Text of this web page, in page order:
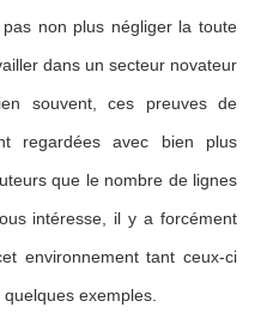
non plus négliger la toute
dans un secteur novateur
souvent, ces preuves de
regardées avec bien plus
que le nombre de lignes
intéresse, il y a forcément
environnement tant ceux-ci
exemples.